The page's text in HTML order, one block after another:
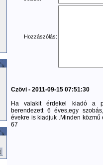
Hozzászólás:
Czövi - 2011-09-15 07:51:30
Ha valakit érdekel kiadó a
berendezett 6 éves,egy
évekre is kiadjuk .Minden
67